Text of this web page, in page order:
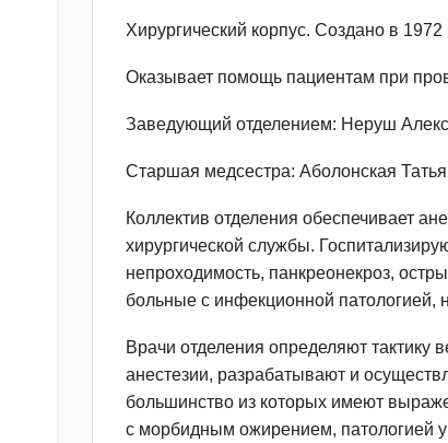
Хирургический корпус. Создано в 1972
Оказывает помощь пациентам при
Заведующий отделением: Неруш
Старшая медсестра: Аболонская
Коллектив отделения обеспечивает
хирургической службы.
непроходимость, панкреонекроз,
больные с инфекционной патологией,
Врачи отделения определяют
анестезии, разрабатывают и
большинство из которых имеют
с морбидным ожирением, патологией